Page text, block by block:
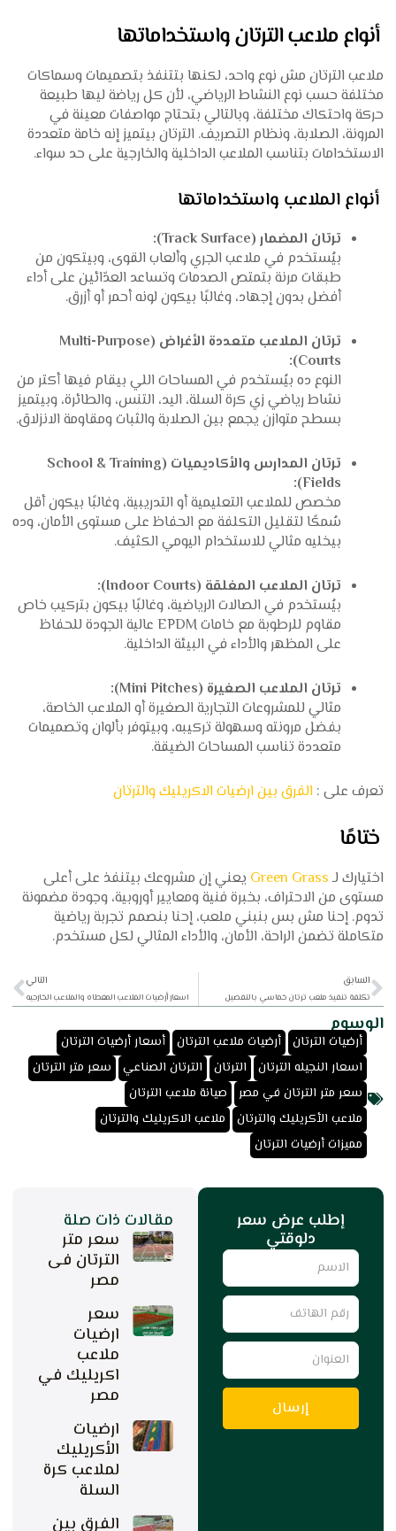
أنواع ملاعب الترتان واستخداماتها
ملاعب الترتان مش نوع واحد، لكنها بتتنفذ بتصميمات وسماكات
مختلفة حسب نوع النشاط الرياضي، لأن كل رياضة ليها طبيعة
حركة واحتكاك مختلفة، وبالتالي بتحتاج مواصفات معينة في
المرونة، الصلابة، ونظام التصريف. الترتان بيتميز إنه خامة مت‎عددة
الاستخدامات بتناسب الملاعب الداخلية والخارجية على حد سواء.
أنواع الملاعب واستخداماتها
ترتان المضمار (Track Surface):
بيُستخدم في ملاعب الجري وألعاب القوى، وبيتكون من
طبقات مرنة بتمتص الصدمات وتساعد العدّائين على أداء
أفضل بدون إجهاد، وغالبًا بيكون لونه أحمر أو أزرق.
ترتان الملاعب متعددة الأغراض (Multi-Purpose
Courts):
النوع ده بيُستخدم في المساحات اللي بيقام فيها أكتر من
نشاط رياضي زي كرة السلة، اليد، التنس، والطائرة، وبيتميز
بسطح متوازن يجمع بين الصلابة والثبات ومقاومة الانزلاق.
ترتان المدارس والأكاديميات (School & Training
Fields):
مخصص للملاعب التعليمية أو التدريبية، وغالبًا بيكون أقل
سُمكًا لتقليل التكلفة مع الحفاظ على مستوى الأمان، وده
بيخليه مثالي للاستخدام اليومي الكثيف.
ترتان الملاعب المغلقة (Indoor Courts):
بيُستخدم في الصالات الرياضية، وغالبًا بيكون بتركيب خاص
مقاوم للرطوبة مع خامات EPDM عالية الجودة للحفاظ
على المظهر والأداء في البيئة الداخلية.
ترتان الملاعب الصغيرة (Mini Pitches):
مثالي للمشروعات التجارية الصغيرة أو الملاعب الخاصة،
بفضل مرونته وسهولة تركيبه، وبيتوفر بألوان وتصميمات
متعددة تناسب المساحات الضيقة.
تعرف على : الفرق بين ارضيات الاكريليك والترتان
ختامًا
اختيارك لـGreen Grass يعني إن مشروعك بيتنفذ على أعلى
مستوى من الاحتراف، بخبرة فنية ومعايير أوروبية، وجودة مضمونة
تدوم. إحنا مش بس بنبني ملعب، إحنا بنصمم تجربة رياضية
متكاملة تضمن الراحة، الأمان، والأداء المثالي لكل مستخدم.
Prev
السابق
تكلفة تنفيذ ملعب ترتان خماسي بالتفصيل
التالي
اسعار أرضيات الملاعب المغطاه والملاعب الخارجيه
الوسوم
أرضيات الترتان أرضيات ملاعب الترتان أسعار أرضيات الترتان
اسعار النجيله الترتان
الترتان الترتان الصناعي سعر متر الترتان
سعر متر الترتان في مصر
صيانة ملاعب الترتان
ملاعب الأكريليك والترتان
ملاعب الاكريليك والترتان
مميزات أرضيات الترتان
إطلب عرض سعر
دلوقتي
Name
رقم
الهاتف
العنوان
إرسال
مقالات ذات صلة
سعر متر
الترتان فى
مصر
سعر
ارضيات
ملاعب
اكريليك في
مصر
ارضيات
الأكريليك
لملاعب كرة
السلة
الفرق بين